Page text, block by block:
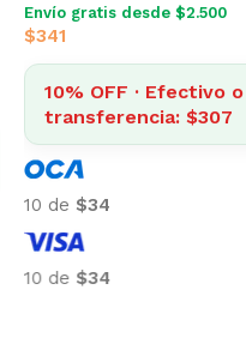
Elegí tu zona
Envío Gratis Programable
Envío gratis
4.740
10% OFF · Efectivo o
transferencia: $4.266